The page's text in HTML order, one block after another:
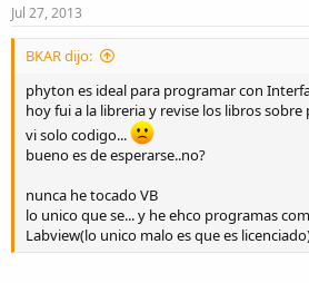
Jul 27, 2013
BKAR dijo:
phyton es ideal para programar con
hoy fui a la libreria y revise los libros
vi solo codigo...
bueno es de esperarse..no?
nunca he tocado VB
lo unico que se... y he ehco programas
Labview(lo unico malo es que es